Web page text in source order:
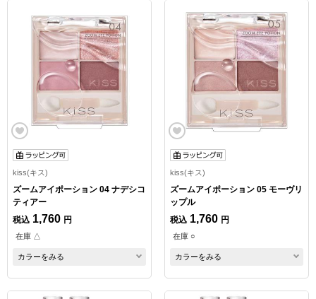
kiss(キス)
ズームアイポーション 04 ナデシコ
ティアー
税込 1,760 円
在庫 △
カラーをみる
kiss(キス)
ズームアイポーション 05 モーヴリ
ップル
税込 1,760 円
在庫 ○
カラーをみる